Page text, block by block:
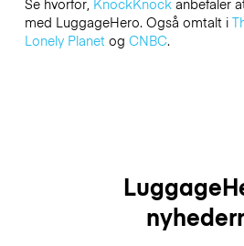
Se hvorfor, KnockKnockanbefaler
med LuggageHero. Også omtalt i
Lonely Planetog CNBC.